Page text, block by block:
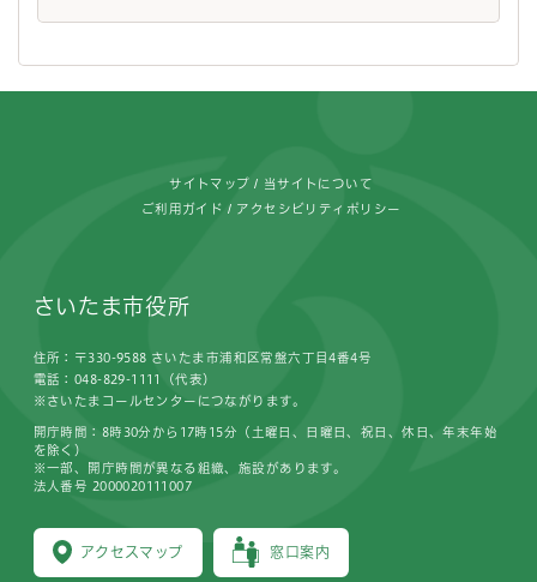
サイトマップ 当サイトについて
ご利用ガイド アクセシビリティポリシー
さいたま市役所
住所：〒330-9588 さいたま市浦和区常盤六丁目4番4号
電話：048-829-1111（代表）
※さいたまコールセンターにつながります。
アクセスマップ 窓口案内
開庁時間：8時30分から17時15分（土曜日、日曜日、祝日、休日、年末年始
を除く）
※一部、開庁時間が異なる組織、施設があります。
法人番号 2000020111007